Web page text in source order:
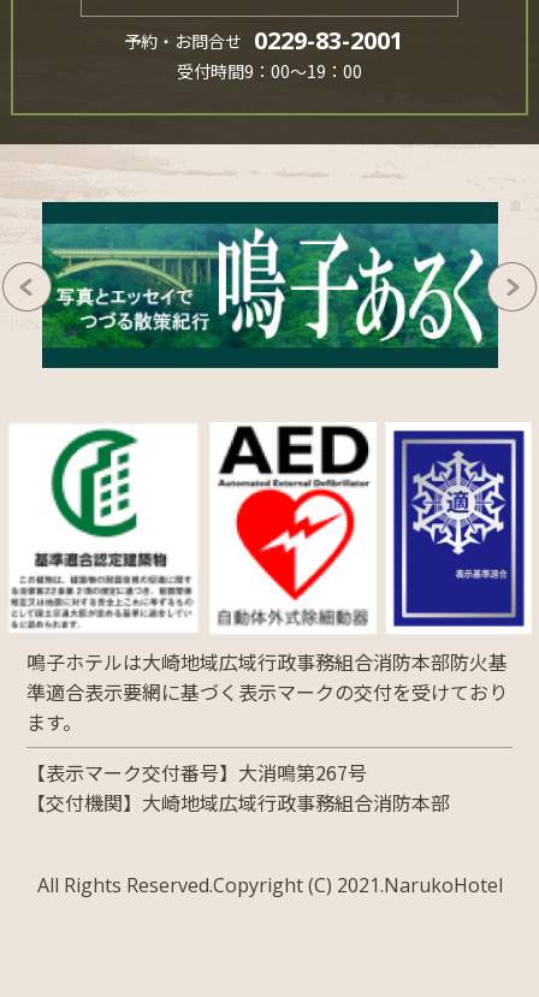
予約・お問合せ 0229-83-2001
受付時間9：00～19：00
鳴子ホテルは大崎地域広域行政事務組合消防本部防火基
準適合表示要網に基づく表示マークの交付を受けており
ます。
【表示マーク交付番号】大消鳴第267号
【交付機関】大崎地域広域行政事務組合消防本部
All Rights Reserved.Copyright (C) 2021.NarukoHotel